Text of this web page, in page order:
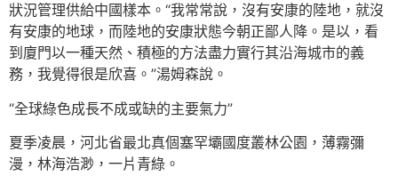
狀況管理供給中國樣本。“我常常說，沒有安康的陸地，就沒
有安康的地球，而陸地的安康狀態今朝正鄙人降。是以，看
到廈門以一種天然、積極的方法盡力實行其沿海城市的義
務，我覺得很是欣喜。”湯姆森說。
“全球綠色成長不成或缺的主要氣力”
夏季凌晨，河北省最北真個塞罕壩國度叢林公園，薄霧彌
漫，林海浩渺，一片青綠。